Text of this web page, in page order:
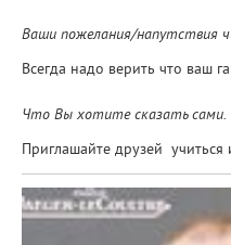
Ваши пожелания/напутствия
Всегда надо верить что ваш
Что Вы хотите сказать сами.
Приглашайте друзей учиться